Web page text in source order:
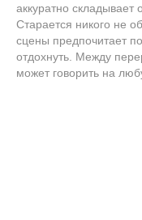
аккуратно складывает
Старается никого не
сцены предпочитает
отдохнуть. Между
может говорить на